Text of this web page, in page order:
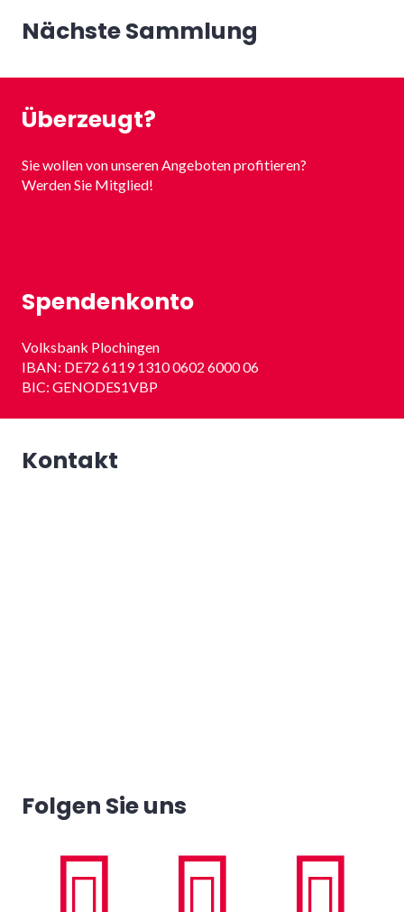
Nächste Sammlung
Überzeugt?
Sie wollen von unseren Angeboten profitieren?
Werden Sie Mitglied!
Spendenkonto
Volksbank Plochingen
IBAN: DE72 6119 1310 0602 6000 06
BIC: GENODES1VBP
Kontakt
Folgen Sie uns